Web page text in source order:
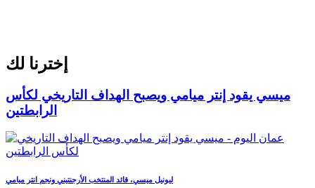
إخترنا لك
ميسي يقود إنتر ميامي ويصبح الهداف التاريخي لكأس
الرابطتين
ليونيل ميسي، قائد المنتخب الأرجنتيني ونجم انتر ميامي